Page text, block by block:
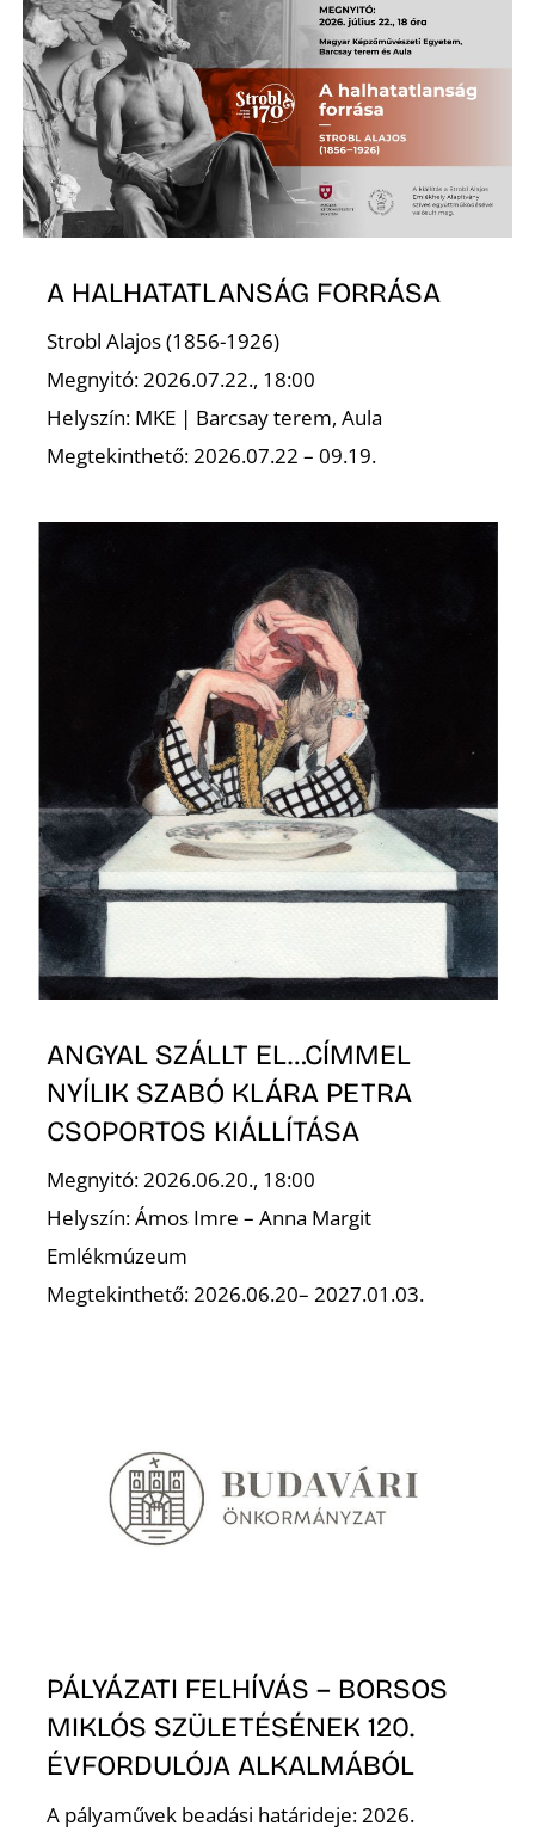
A HALHATATLANSÁG FORRÁSA
Strobl Alajos (1856-1926)
Megnyitó: 2026.07.22., 18:00
Helyszín: MKE | Barcsay terem, Aula
Megtekinthető: 2026.07.22 – 09.19.
ANGYAL SZÁLLT EL…CÍMMEL
NYÍLIK SZABÓ KLÁRA PETRA
CSOPORTOS KIÁLLÍTÁSA
Megnyitó: 2026.06.20., 18:00
Helyszín: Ámos Imre – Anna Margit
Emlékmúzeum
Megtekinthető: 2026.06.20– 2027.01.03.
PÁLYÁZATI FELHÍVÁS – BORSOS
MIKLÓS SZÜLETÉSÉNEK 120.
ÉVFORDULÓJA ALKALMÁBÓL
A pályaművek beadási határideje: 2026.